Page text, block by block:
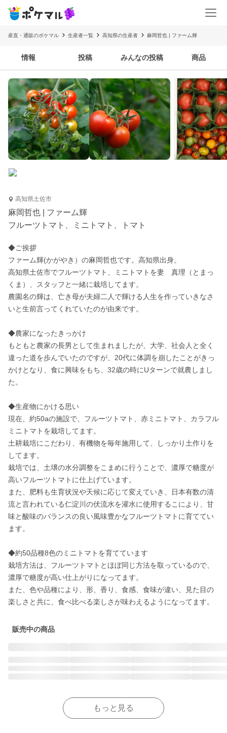
産直・通販のポケマル 生産者一覧 高知県の生産者 麻岡哲也 | ファーム輝
情報 投稿 みんなの投稿 商品
高知県土佐市
麻岡哲也 | ファーム輝
フルーツトマト、ミニトマト、トマト
◆ご挨拶
ファーム輝(かがやき）の麻岡哲也です。高知県出身。
高知県土佐市でフルーツトマト、ミニトマトを妻　真理（とまっ
くま）、スタッフと一緒に栽培してます。
農園名の輝は、亡き母が夫婦二人で輝ける人生を作っていきなさ
いと生前言ってくれていたのが由来です。
◆農家になったきっかけ
もともと農家の長男として生まれましたが、大学、社会人と全く
違った道を歩んでいたのですが、20代に体調を崩したことがきっ
かけとなり、食に興味をもち、32歳の時にUターンで就農しまし
た。
◆生産物にかける思い
現在、約50aの施設で、フルーツトマト、赤ミニトマト、カラフル
ミニトマトを栽培してます。
土耕栽培にこだわり、有機物を毎年施用して、しっかり土作りを
してます。
栽培では、土壌の水分調整をこまめに行うことで、濃厚で糖度が
高いフルーツトマトに仕上げています。
また、肥料も生育状況や天候に応じて変えていき、日本有数の清
流と言われている仁淀川の伏流水を灌水に使用するこにより、甘
味と酸味のバランスの良い風味豊かなフルーツトマトに育ててい
ます。
◆約50品種8色のミニトマトを育てています
栽培方法は、フルーツトマトとほぼ同じ方法を取っているので、
濃厚で糖度が高い仕上がりになってます。
また、色や品種により、形、香り、食感、食味が違い、見た目の
楽しさと共に、食べ比べる楽しさが味わえるようになってます。
販売中の商品
もっと見る